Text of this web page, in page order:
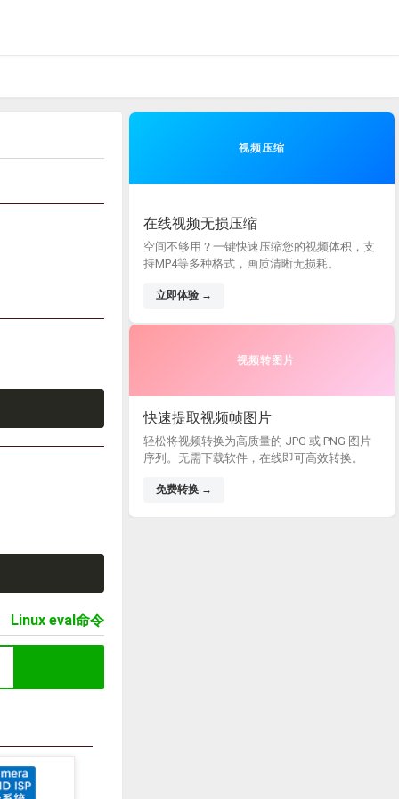
Linux eval命令
视频压缩
在线视频无损压缩
空间不够用？一键快速压缩您的视频体积，支
持MP4等多种格式，画质清晰无损耗。
立即体验 →
视频转图片
快速提取视频帧图片
轻松将视频转换为高质量的 JPG 或 PNG 图片
序列。无需下载软件，在线即可高效转换。
免费转换 →